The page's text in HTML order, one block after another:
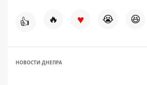
👍 🔥 ♥ 😭 😆
НОВОСТИ ДНЕПРА